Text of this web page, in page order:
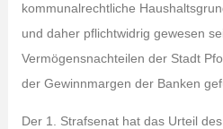
kommunalrechtliche
und daher pflichtwidrig gewesen
Vermögensnachteilen der Stadt
der Gewinnmargen der Banken
Der 1. Strafsenat hat das Urteil